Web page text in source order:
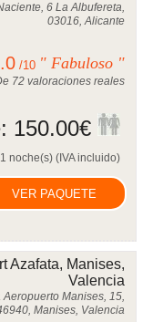
6 La Albufereta,
03016, Alicante
/10 " Fabuloso "
72 valoraciones reales
150.00€
noche(s) (IVA incluido)
VER PAQUETE
Azafata, Manises,
Valencia
Aeropuerto Manises, 15,
Manises, Valencia